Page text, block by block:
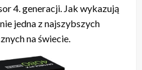
4. generacji. Jak wykazują
jedna z najszybszych
na świecie.